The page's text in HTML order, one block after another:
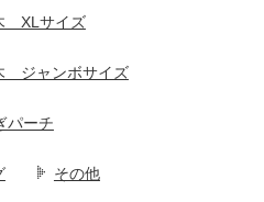
XLサイズ
ジャンボサイズ
パーチ
その他